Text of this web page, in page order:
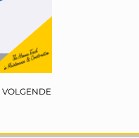
VOLGENDE